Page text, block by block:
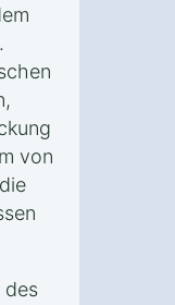
von
des